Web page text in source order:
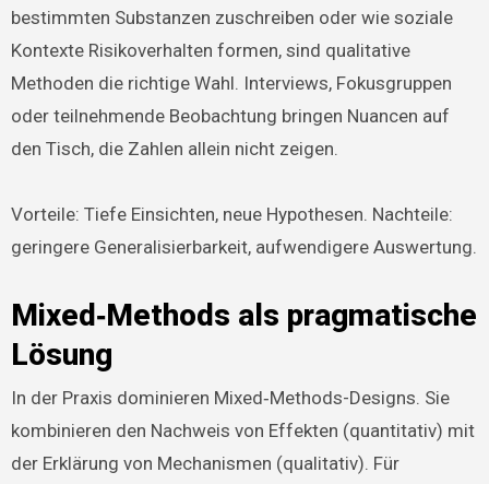
bestimmten Substanzen zuschreiben oder wie soziale
Kontexte Risikoverhalten formen, sind qualitative
Methoden die richtige Wahl. Interviews, Fokusgruppen
oder teilnehmende Beobachtung bringen Nuancen auf
den Tisch, die Zahlen allein nicht zeigen.
Vorteile: Tiefe Einsichten, neue Hypothesen. Nachteile:
geringere Generalisierbarkeit, aufwendigere Auswertung.
Mixed‑Methods als pragmatische
Lösung
In der Praxis dominieren Mixed‑Methods-Designs. Sie
kombinieren den Nachweis von Effekten (quantitativ) mit
der Erklärung von Mechanismen (qualitativ). Für